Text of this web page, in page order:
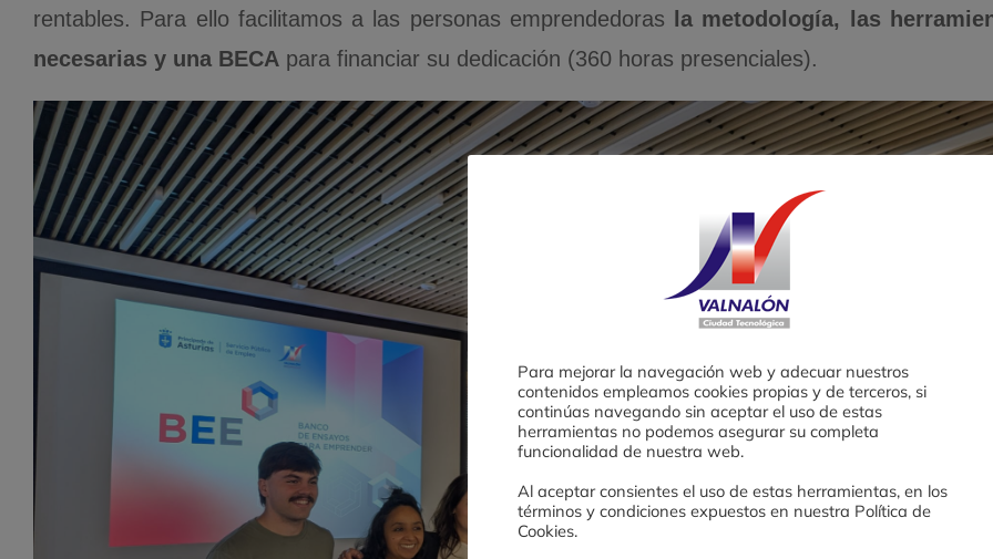
rentables. Para ello facilitamos a las personas emprendedoras
la metodología, las
necesarias y una BECA para financiar su dedicación (360 horas presenciales).
Para mejorar la navegación web y adecuar nuestros
contenidos empleamos cookies propias y de terceros, si
continúas navegando sin aceptar el uso de estas
herramientas no podemos asegurar su completa
funcionalidad de nuestra web.
Al aceptar consientes el uso de estas herramientas, en los
términos y condiciones expuestos en nuestra Política de
Cookies.